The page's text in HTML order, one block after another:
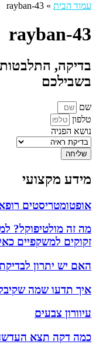
עמוד הבית »
rayban-43
rayban-43
בדיקה,
בשבילכם
שם
טלפון
נושא הפניה
שליחה
מידע מקצועי
אופטומטריסטים
מה זה מולטיפוקל?
זקוקים למשקפיים
האם יש יתרון
איך תדעו שמה
עיוורון צבעים
כמה דקה תצא